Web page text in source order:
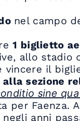
nel campo
1 biglietto
allo stadio
vincere il
alla sezione
sine
per Faenza.
anni